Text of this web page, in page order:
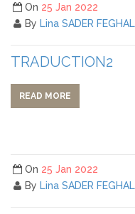
On 25 Jan 2022
By Lina SADER FEGHALI
TRADUCTION2
READ MORE
On 25 Jan 2022
By Lina SADER FEGHALI